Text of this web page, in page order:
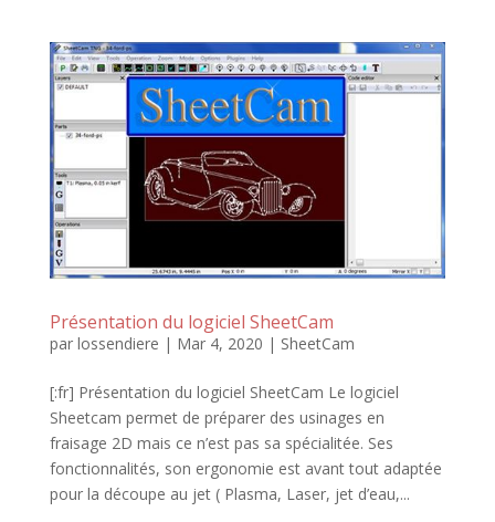
Présentation du logiciel SheetCam
par lossendiere | Mar 4, 2020 | SheetCam
[:fr] Présentation du logiciel SheetCam Le logiciel
Sheetcam permet de préparer des usinages en
fraisage 2D mais ce n’est pas sa spécialitée. Ses
fonctionnalités, son ergonomie est avant tout adaptée
pour la découpe au jet ( Plasma, Laser, jet d’eau,...